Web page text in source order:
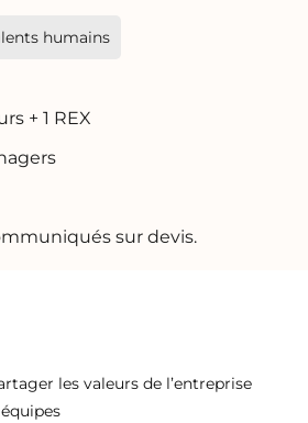
humains
+ 1 REX
sur devis.
les valeurs de l’entreprise